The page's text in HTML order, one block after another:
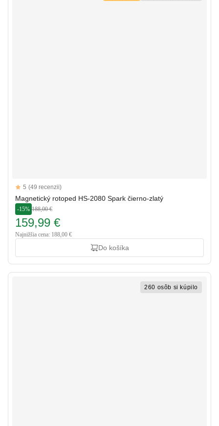
Reviews
5 out of 5 stars
5 (49 recenzii)
Magnetický rotoped HS-2080 Spark čierno-zlatý
-15% 188,00 €
159,99 €
Najnižšia cena: 188,00 €
Do košíka
260 osôb si kúpilo